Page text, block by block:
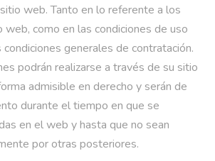
web. Tanto en lo referente a los
como en las condiciones de uso
generales de contratación.
podrán realizarse a través de su sitio
admisible en derecho y serán de
durante el tiempo en que se
en el web y hasta que no sean
por otras posteriores.